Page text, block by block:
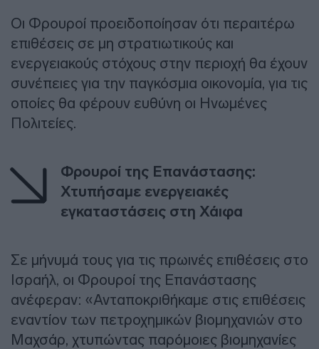
Οι Φρουροί προειδοποίησαν ότι περαιτέρω
επιθέσεις σε μη στρατιωτικούς και
ενεργειακούς στόχους στην περιοχή θα έχουν
συνέπειες για την παγκόσμια οικονομία, για τις
οποίες θα φέρουν ευθύνη οι Ηνωμένες
Πολιτείες.
Φρουροί της Επανάστασης:
Χτυπήσαμε ενεργειακές
εγκαταστάσεις στη Χάιφα
Σε μήνυμά τους για τις πρωινές επιθέσεις στο
Ισραήλ, οι Φρουροί της Επανάστασης
ανέφεραν: «Ανταποκριθήκαμε στις επιθέσεις
εναντίον των πετροχημικών βιομηχανιών στο
Μαχσάρ, χτυπώντας παρόμοιες βιομηχανίες